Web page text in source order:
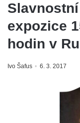
expozice
hodin v
Ivo Šafus 6. 3. 2017